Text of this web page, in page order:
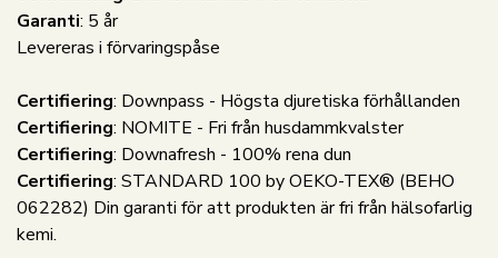
Garanti: 5 år
Levereras i förvaringspåse
Certifiering: Downpass - Högsta djuretiska förhållanden
Certifiering: NOMITE - Fri från husdammkvalster
Certifiering: Downafresh - 100% rena dun
Certifiering: STANDARD 100 by OEKO-TEX® (BEHO
062282) Din garanti för att produkten är fri från hälsofarlig
kemi.